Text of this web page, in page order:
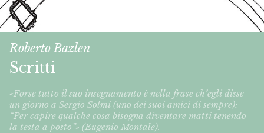
Roberto Bazlen
Scritti
«Forse tutto il suo insegnamento è nella frase ch’egli disse
un giorno a Sergio Solmi (uno dei suoi amici di sempre):
“Per capire qualche cosa bisogna diventare matti tenendo
la testa a posto”» (Eugenio Montale).